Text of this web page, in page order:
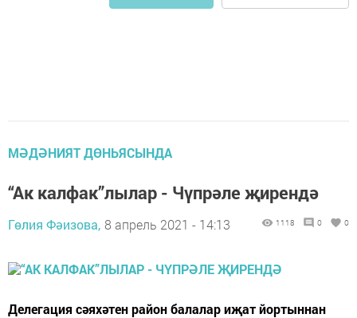
МӘДӘНИЯТ ДӨНЬЯСЫНДА
“Ак калфак”лылар - Чүпрәле җирендә
Гөлия Фәизова, 8 апрель 2021 - 14:13 1118 0 0
Делегация сәяхәтен район балалар иҗат йортыннан